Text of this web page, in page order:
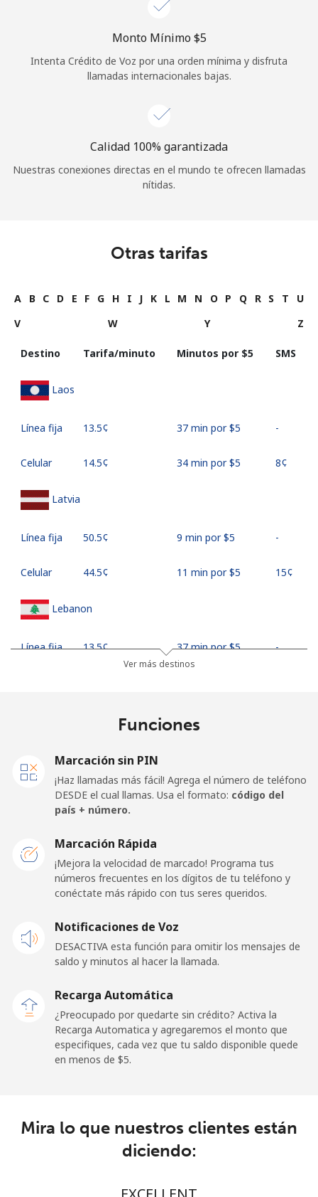
Continuar con
Monto Mínimo ⁦$5⁩
Intenta Crédito de Voz por una orden mínima y disfruta
llamadas internacionales bajas.
Calidad 100% garantizada
Nuestras conexiones directas en el mundo te ofrecen llamadas
nítidas.
Otras tarifas
A B C D E F G H I J K L M N O P Q R S T
U
V
W Y Z
Destino Tarifa/minuto Minutos por ⁦$5⁩ SMS
Laos
Línea fija ⁦13.5¢⁩ 37 min por ⁦$5⁩ -
Celular ⁦14.5¢⁩ 34 min por ⁦$5⁩ ⁦8¢⁩
Latvia
Línea fija ⁦50.5¢⁩ 9 min por ⁦$5⁩ -
Celular ⁦44.5¢⁩ 11 min por ⁦$5⁩ ⁦15¢⁩
Lebanon
Línea fija ⁦13.5¢⁩ 37 min por ⁦$5⁩ -
Línea fija ⁦62.5¢⁩
⁦61.9¢⁩ 8 min por ⁦$5⁩ ⁦7¢⁩
Línea fija ⁦69.9¢⁩ 7 min por ⁦$5⁩
⁦48.5¢⁩ 10 min por ⁦$5⁩
Celular ⁦39.9¢⁩ 12 min por ⁦$5⁩ -
Liechtenstein
Celular 35 min por ⁦$5⁩
Ver más destinos
Funciones
Marcación sin PIN
¡Haz llamadas más fácil! Agrega el número de teléfono
DESDE el cual llamas. Usa el formato: código del
país + número.
Marcación Rápida
¡Mejora la velocidad de marcado! Programa tus
números frecuentes en los dígitos de tu teléfono y
conéctate más rápido con tus seres queridos.
Notificaciones de Voz
DESACTIVA esta función para omitir los mensajes de
saldo y minutos al hacer la llamada.
Recarga Automática
¿Preocupado por quedarte sin crédito? Activa la
Recarga Automatica y agregaremos el monto que
especifiques, cada vez que tu saldo disponible quede
en menos de ⁦$5⁩.
Mira lo que nuestros clientes están
diciendo: